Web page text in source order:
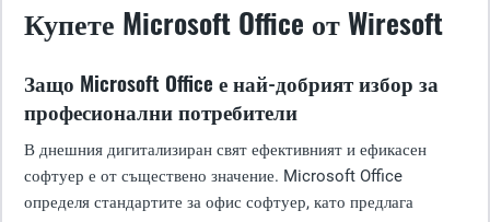
Купете Microsoft Office от Wiresoft
Защо Microsoft Office е най-добрият избор за
професионални потребители
В днешния дигитализиран свят ефективният и ефикасен
софтуер е от съществено значение. Microsoft Office
определя стандартите за офис софтуер, като предлага